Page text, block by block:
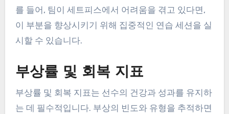
를 들어, 팀이 세트피스에서 어려움을 겪고 있다면,
이 부분을 향상시키기 위해 집중적인 연습 세션을 실
시할 수 있습니다.
부상률 및 회복 지표
부상률 및 회복 지표는 선수의 건강과 성과를 유지하
는 데 필수적입니다. 부상의 빈도와 유형을 추적하면